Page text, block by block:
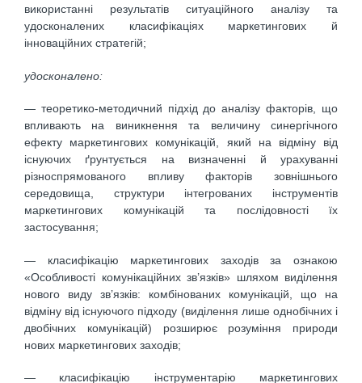
використанні результатів ситуаційного аналізу та
удосконалених класифікаціях маркетингових й
інноваційних стратегій;
удосконалено:
— теоретико-методичний підхід до аналізу факторів, що
впливають на виникнення та величину синергічного
ефекту маркетингових комунікацій, який на відміну від
існуючих ґрунтується на визначенні й урахуванні
різноспрямованого впливу факторів зовнішнього
середовища, структури інтегрованих інструментів
маркетингових комунікацій та послідовності їх
застосування;
— класифікацію маркетингових заходів за ознакою
«Особливості комунікаційних зв’язків» шляхом виділення
нового виду зв’язків: комбінованих комунікацій, що на
відміну від існуючого підходу (виділення лише однобічних і
двобічних комунікацій) розширює розуміння природи
нових маркетингових заходів;
— класифікацію інструментарію маркетингових